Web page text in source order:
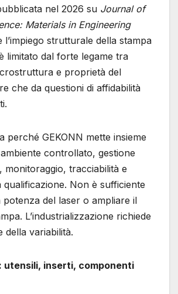
nel 2026 su Journal of
Materials in Engineering
l’impiego strutturale della stampa
limitato dal forte legame tra
e proprietà del
che da questioni di affidabilità
perché GEKONN mette insieme
controllato, gestione
monitoraggio, tracciabilità e
Non è sufficiente
potenza del laser o ampliare il
L’industrializzazione richiede
della variabilità.
utensili, inserti, componenti